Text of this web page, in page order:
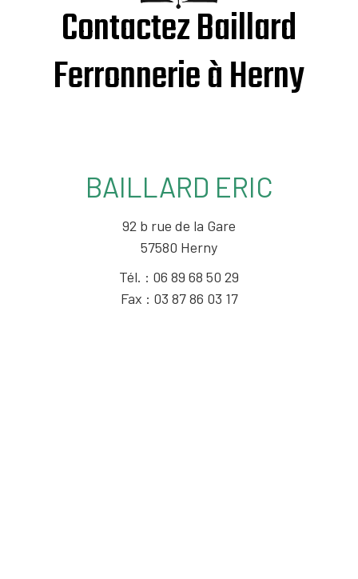
Contactez Baillard
Ferronnerie à Herny
BAILLARD ERIC
92 b rue de la Gare
57580 Herny
Tél. : 06 89 68 50 29
Fax : 03 87 86 03 17